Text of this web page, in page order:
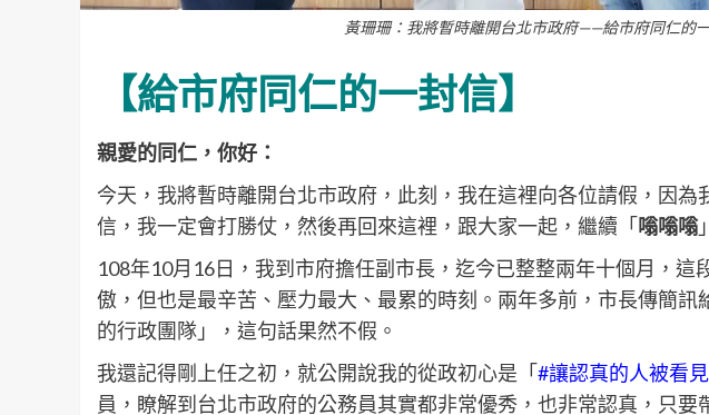
黃珊珊：我將暫時離開台北市政府——給市府同仁的
【給市府同仁的一封信】​
親愛的同仁，你好：
今天，我將暫時離開台北市政府，此刻，我在這裡向各位請假，因為
信，我一定會打勝仗，然後再回來這裡，跟大家一起，繼續「嗡嗡嗡
108年10月16日，我到市府擔任副市長，迄今已整整兩年十個月，這
傲，但也是最辛苦、壓力最大、最累的時刻。兩年多前，市長傳簡訊
的行政團隊」，這句話果然不假。​​
我還記得剛上任之初，就公開說我的從政初心是「#讓認真的人被看見
員，瞭解到台北市政府的公務員其實都非常優秀，也非常認真，只要